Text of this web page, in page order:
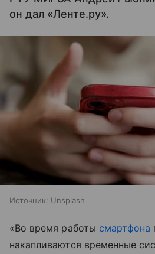
он дал «Ленте.ру».
Источник: Unsplash
«Во время работы смартфона
накапливаются временные